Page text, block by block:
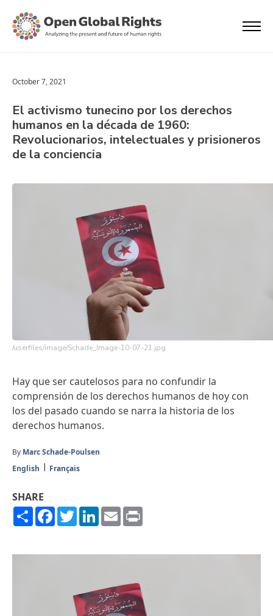
October 7, 2021
El activismo tunecino por los derechos
humanos en la década de 1960:
Revolucionarios, intelectuales y prisioneros
de la conciencia
/userfiles/image/Schade_Image-10-07-21.jpg
Hay que ser cautelosos para no confundir la
comprensión de los derechos humanos de hoy con
los del pasado cuando se narra la historia de los
derechos humanos.
By Marc Schade-Poulsen
English
Français
SHARE
ShareFacebook
TwitterLinkedIn
Email